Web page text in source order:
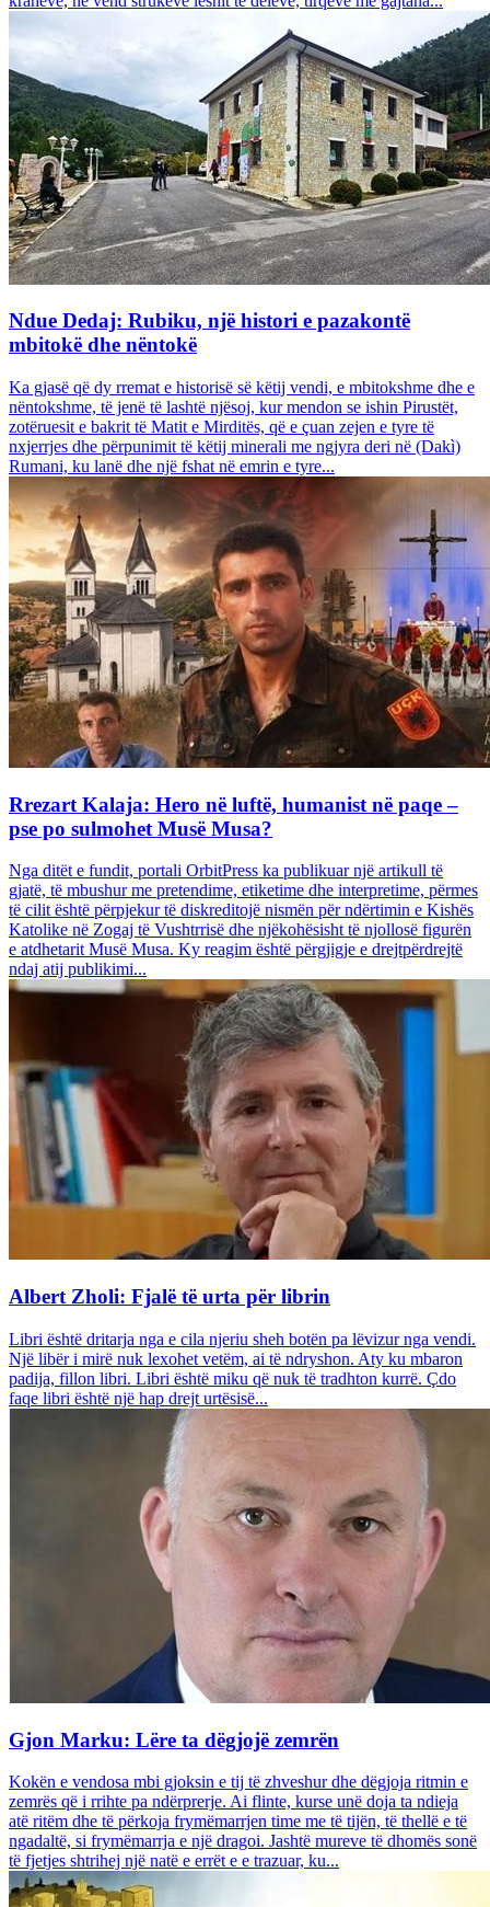
Ndue Dedaj: Rubiku, një histori e pazakontë
mbitokë dhe nëntokë
Ka gjasë që dy rremat e historisë së këtij vendi, e mbitokshme dhe e
nëntokshme, të jenë të lashtë njësoj, kur mendon se ishin Pirustët,
zotëruesit e bakrit të Matit e Mirditës, që e çuan zejen e tyre të
nxjerrjes dhe përpunimit të këtij minerali me ngjyra deri në (Dakì)
Rumani, ku lanë dhe një fshat në emrin e tyre...
Rrezart Kalaja: Hero në luftë, humanist në paqe –
pse po sulmohet Musë Musa?
Nga ditët e fundit, portali OrbitPress ka publikuar një artikull të
gjatë, të mbushur me pretendime, etiketime dhe interpretime, përmes
të cilit është përpjekur të diskreditojë nismën për ndërtimin e Kishës
Katolike në Zogaj të Vushtrrisë dhe njëkohësisht të njollosë figurën
e atdhetarit Musë Musa. Ky reagim është përgjigje e drejtpërdrejtë
ndaj atij publikimi...
Albert Zholi: Fjalë të urta për librin
Libri është dritarja nga e cila njeriu sheh botën pa lëvizur nga vendi.
Një libër i mirë nuk lexohet vetëm, ai të ndryshon. Aty ku mbaron
padija, fillon libri. Libri është miku që nuk të tradhton kurrë. Çdo
faqe libri është një hap drejt urtësisë...
Gjon Marku: Lëre ta dëgjojë zemrën
Kokën e vendosa mbi gjoksin e tij të zhveshur dhe dëgjoja ritmin e
zemrës që i rrihte pa ndërprerje. Ai flinte, kurse unë doja ta ndieja
atë ritëm dhe të përkoja frymëmarrjen time me të tijën, të thellë e të
ngadaltë, si frymëmarrja e një dragoi. Jashtë mureve të dhomës sonë
të fjetjes shtrihej një natë e errët e e trazuar, ku...